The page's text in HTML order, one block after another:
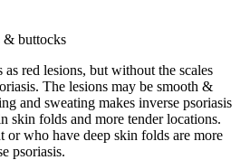
& buttocks
as red lesions, but without the scales
The lesions may be smooth &
and sweating makes inverse psoriasis
skin folds and more tender locations.
or who have deep skin folds are more
psoriasis.